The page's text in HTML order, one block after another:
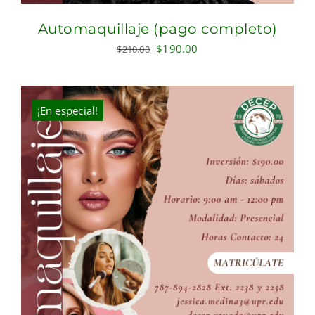
Automaquillaje (pago completo)
$210.00 Original
was:
$210.00.
$190.00
is:
$190.00.
¡En especial!